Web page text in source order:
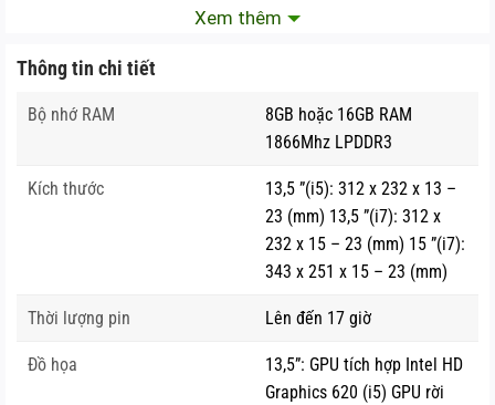
Không còn cảm giác thiếu vững vàng như trên thể hệ cũ,
gia cố và hoàn thiện lại giúp nó trở nên cứng cáp hơn, ít bị
rung lắc khi gõ bàn phím.
Nói về cấu hình, bản 13,5″ sử dụng chip Intel Core i5. Lưu ý
đây là chip Core thế hệ 8 nên mặc dù nó là dòng tiết kiệm
điện nhưng vẫn có 4 nhân, trước đâu U-Series chỉ toàn 2
nhân mà thôi. RAM của máy là 8GB, tùy chọn SSD 128GB,
máy cũng được trang bị GPU rời. Như vậy, cấu hình chính là
inch so với thế hệ đầu tiên.
Xem thêm
Thông tin chi tiết
Bộ nhớ RAM
8GB hoặc 16GB RAM
1866Mhz LPDDR3
Kích thước
13,5 ”(i5): 312 x 232 x 13 –
23 (mm) 13,5 ”(i7): 312 x
232 x 15 – 23 (mm) 15 ”(i7):
343 x 251 x 15 – 23 (mm)
Thời lượng pin Lên đến 17 giờ
Đồ họa
13,5”: GPU tích hợp Intel HD
Graphics 620 (i5) GPU rời